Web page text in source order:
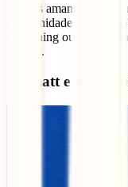
Para os amantes de
oportunidades para
canyoning ou, no
mundo.
Zermatt e o